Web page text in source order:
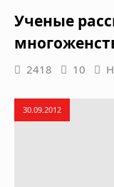
Ученые
2418 10
30.09.2012